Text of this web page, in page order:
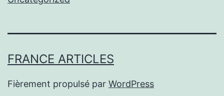
FRANCE ARTICLES
Fièrement propulsé par WordPress